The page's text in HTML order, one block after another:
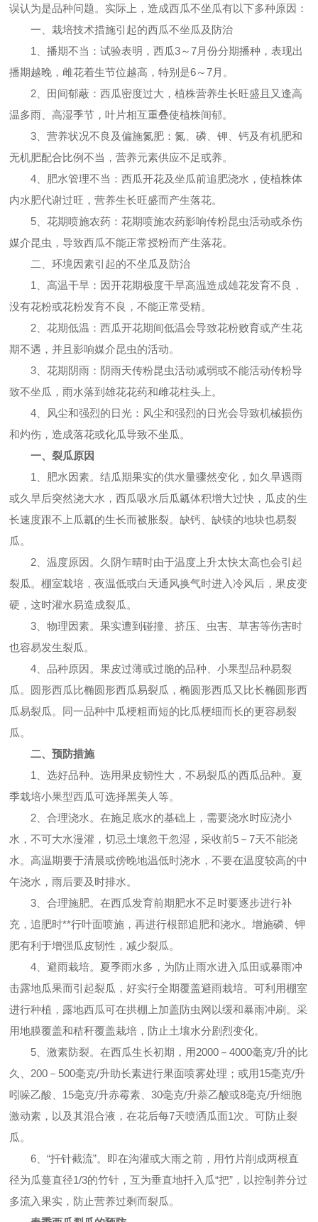
误认为是品种问题。实际上，造成西瓜不坐瓜有以下多种原因：
一、栽培技术措施引起的西瓜不坐瓜及防治
1、播期不当：试验表明，西瓜3～7月份分期播种，表现出
播期越晚，雌花着生节位越高，特别是6～7月。
2、田间郁蔽：西瓜密度过大，植株营养生长旺盛且又逢高
温多雨、高湿季节，叶片相互重叠使植株间郁。
3、营养状况不良及偏施氮肥：氮、磷、钾、钙及有机肥和
无机肥配合比例不当，营养元素供应不足或养。
4、肥水管理不当：西瓜开花及坐瓜前追肥浇水，使植株体
内水肥代谢过旺，营养生长旺盛而产生落花。
5、花期喷施农药：花期喷施农药影响传粉昆虫活动或杀伤
媒介昆虫，导致西瓜不能正常授粉而产生落花。
二、环境因素引起的不坐瓜及防治
1、高温干旱：因开花期极度干旱高温造成雄花发育不良，
没有花粉或花粉发育不良，不能正常受精。
2、花期低温：西瓜开花期间低温会导致花粉败育或产生花
期不遇，并且影响媒介昆虫的活动。
3、花期阴雨：阴雨天传粉昆虫活动减弱或不能活动传粉导
致不坐瓜，雨水落到雄花花药和雌花柱头上。
4、风尘和强烈的日光：风尘和强烈的日光会导致机械损伤
和灼伤，造成落花或化瓜导致不坐瓜。
一、裂瓜原因
1、肥水因素。结瓜期果实的供水量骤然变化，如久旱遇雨
或久旱后突然浇大水，西瓜吸水后瓜瓤体积增大过快，瓜皮的生
长速度跟不上瓜瓤的生长而被胀裂。缺钙、缺镁的地块也易裂
瓜。
2、温度原因。久阴乍晴时由于温度上升太快太高也会引起
裂瓜。棚室栽培，夜温低或白天通风换气时进入冷风后，果皮变
硬，这时灌水易造成裂瓜。
3、物理因素。果实遭到碰撞、挤压、虫害、草害等伤害时
也容易发生裂瓜。
4、品种原因。果皮过薄或过脆的品种、小果型品种易裂
瓜。圆形西瓜比椭圆形西瓜易裂瓜，椭圆形西瓜又比长椭圆形西
瓜易裂瓜。同一品种中瓜梗粗而短的比瓜梗细而长的更容易裂
瓜。
二、预防措施
1、选好品种。选用果皮韧性大，不易裂瓜的西瓜品种。夏
季栽培小果型西瓜可选择黑美人等。
2、合理浇水。在施足底水的基础上，需要浇水时应浇小
水，不可大水漫灌，切忌土壤忽干忽湿，采收前5－7天不能浇
水。高温期要于清晨或傍晚地温低时浇水，不要在温度较高的中
午浇水，雨后要及时排水。
3、合理施肥。在西瓜发育前期肥水不足时要逐步进行补
充，追肥时**行叶面喷施，再进行根部追肥和浇水。增施磷、钾
肥有利于增强瓜皮韧性，减少裂瓜。
4、避雨栽培。夏季雨水多，为防止雨水进入瓜田或暴雨冲
击露地瓜果而引起裂瓜，好实行全期覆盖避雨栽培。可利用棚室
进行种植，露地西瓜可在拱棚上加盖防虫网以缓和暴雨冲刷。采
用地膜覆盖和秸秆覆盖栽培，防止土壤水分剧烈变化。
5、激素防裂。在西瓜生长初期，用2000－4000毫克/升的比
久、200－500毫克/升助长素进行果面喷雾处理；或用15毫克/升
吲哚乙酸、15毫克/升赤霉素、30毫克/升萘乙酸或8毫克/升细胞
激动素，以及其混合液，在花后每7天喷洒瓜面1次。可防止裂
瓜。
6、“扦针截流”。即在沟灌或大雨之前，用竹片削成两根直
径为瓜蔓直径1/3的竹针，互为垂直地扦入瓜“把”，以控制养分过
多流入果实，防止营养过剩而裂瓜。